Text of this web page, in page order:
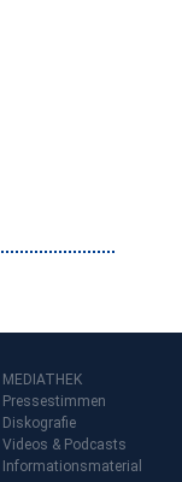
MEDIATHEK
Pressestimmen
Diskografie
Videos & Podcasts
Informationsmaterial